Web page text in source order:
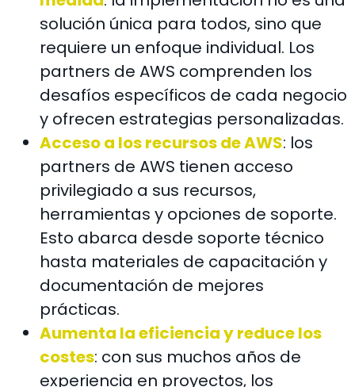
solución única para todos, sino que
requiere un enfoque individual. Los
partners de AWS comprenden los
desafíos específicos de cada negocio
y ofrecen estrategias personalizadas.
Acceso a los recursos de AWS: los
partners de AWS tienen acceso
privilegiado a sus recursos,
herramientas y opciones de soporte.
Esto abarca desde soporte técnico
hasta materiales de capacitación y
documentación de mejores
prácticas.
Aumenta la eficiencia y reduce los
costes: con sus muchos años de
experiencia en proyectos, los